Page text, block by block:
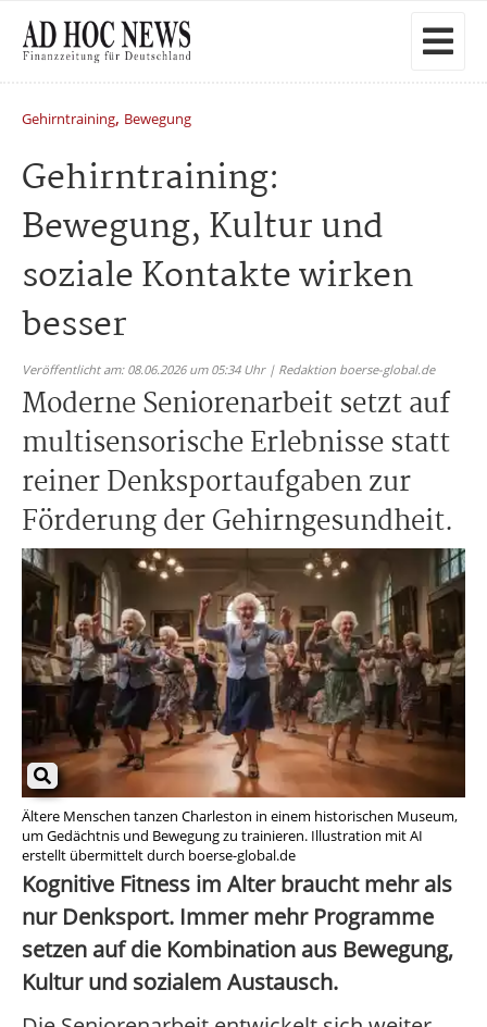
Gehirntraining, Bewegung
Gehirntraining:
Bewegung, Kultur und
soziale Kontakte wirken
besser
Veröffentlicht am: 08.06.2026 um 05:34 Uhr | Redaktion boerse-global.de
Moderne Seniorenarbeit setzt auf
multisensorische Erlebnisse statt
reiner Denksportaufgaben zur
Förderung der Gehirngesundheit.
Ältere Menschen tanzen Charleston in einem historischen Museum,
um Gedächtnis und Bewegung zu trainieren. Illustration mit AI
erstellt übermittelt durch boerse-global.de
Kognitive Fitness im Alter braucht mehr als
nur Denksport. Immer mehr Programme
setzen auf die Kombination aus Bewegung,
Kultur und sozialem Austausch.